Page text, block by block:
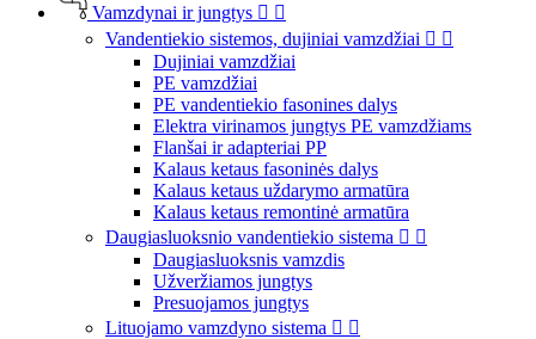
Vamzdynai ir jungtys  
Vandentiekio sistemos, dujiniai vamzdžiai  
Dujiniai vamzdžiai
PE vamzdžiai
PE vandentiekio fasonines dalys
Elektra virinamos jungtys PE vamzdžiams
Flanšai ir adapteriai PP
Kalaus ketaus fasoninės dalys
Kalaus ketaus uždarymo armatūra
Kalaus ketaus remontinė armatūra
Daugiasluoksnio vandentiekio sistema  
Daugiasluoksnis vamzdis
Užveržiamos jungtys
Presuojamos jungtys
Lituojamo vamzdyno sistema  